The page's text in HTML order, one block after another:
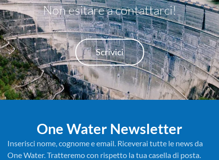
Non esitare a contattarci!
Scrivici
One Water Newsletter
Inserisci nome, cognome e email. Riceverai tutte le news da
One Water. Tratteremo con rispetto la tua casella di posta.